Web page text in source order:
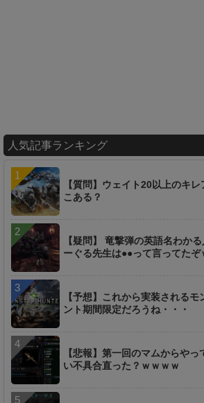
人気記事ランキング
【質問】ウェイト20以上のキ
こある？
【疑問】 竜撃弾の英語名わか
ーぐる先生は●●って言ってたぞ
【予想】これから実装される
ント期間限定だろうね・・・
【悲報】第一回のマムからや
い不具合直った？ｗｗｗｗ